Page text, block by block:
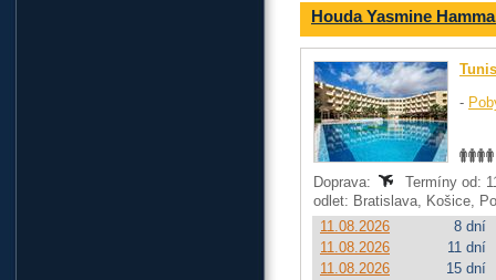
Houda Yasmine
-
Doprava:
Termíny od:
odlet: Bratislava, Košice,
11.08.2026
8 dní
11.08.2026
11 dní
11.08.2026
15 dní